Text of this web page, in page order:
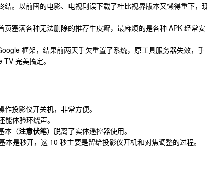
结。以前囤的电影、电视剧误下载了杜比视界版本又懒得重下，
页塞满各种无法删除的推荐牛皮癣，最麻烦的是各种 APK 经常安
框架，结果前两天手欠重置了系统，原工具服务器失效，手
完美搞定。
投影仪开关机，非常方便。
体验环绕声。
本（注意伏笔）脱离了实体遥控器使用。
是秒开，这 10 秒主要是留给投影仪开机和对焦调整的过程。